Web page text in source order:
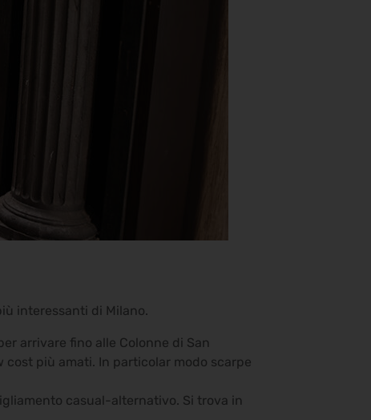
interessanti di Milano.
arrivare fino alle Colonne di San
cost più amati. In particolar modo scarpe
casual-alternativo. Si trova in